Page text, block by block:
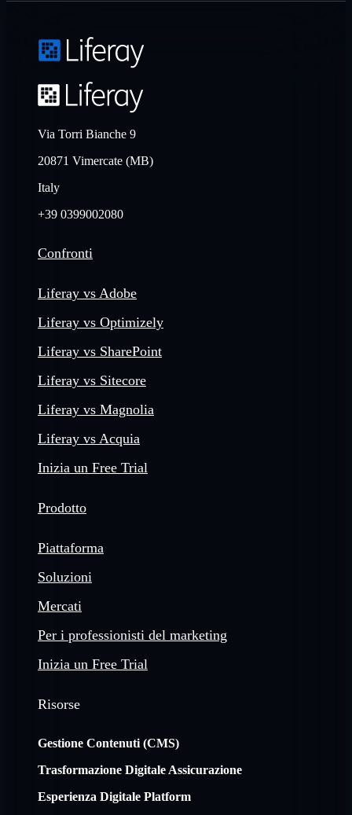
Via Torri Bianche 9
20871 Vimercate (MB)
Italy
+39 0399002080
Confronti
Liferay vs Adobe
Liferay vs Optimizely
Liferay vs SharePoint
Liferay vs Sitecore
Liferay vs Magnolia
Liferay vs Acquia
Inizia un Free Trial
Prodotto
Piattaforma
Soluzioni
Mercati
Per i professionisti del marketing
Inizia un Free Trial
Risorse
Gestione Contenuti (CMS)
Trasformazione Digitale Assicurazione
Esperienza Digitale Platform